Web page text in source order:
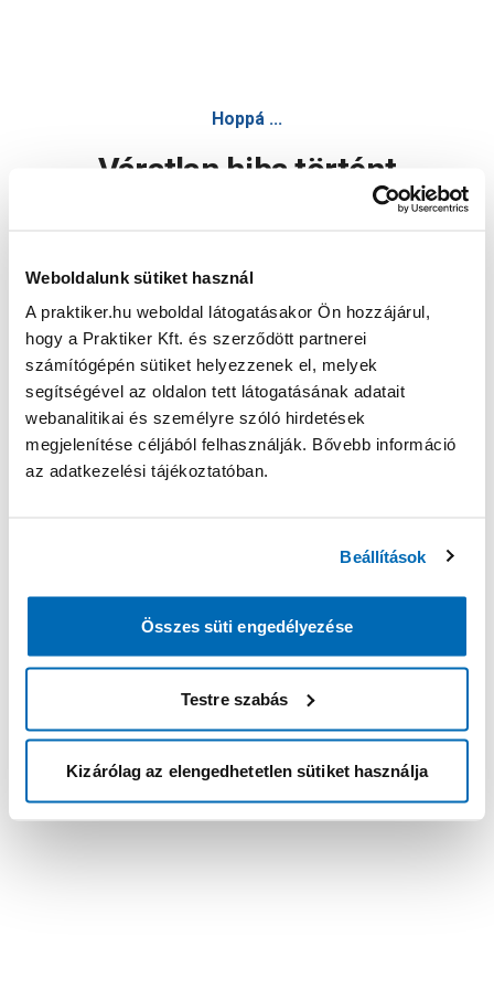
Weboldalunk sütiket használ
A praktiker.hu weboldal látogatásakor Ön hozzájárul,
hogy a Praktiker Kft. és szerződött partnerei
számítógépén sütiket helyezzenek el, melyek
segítségével az oldalon tett látogatásának adatait
webanalitikai és személyre szóló hirdetések
megjelenítése céljából felhasználják. Bővebb információ
az adatkezelési tájékoztatóban.
Beállítások
Összes süti engedélyezése
Testre szabás
Kizárólag az elengedhetetlen sütiket használja
Hoppá ...
Váratlan hiba történt
Oldal újratöltése